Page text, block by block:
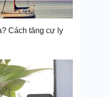
Cách tăng cự ly